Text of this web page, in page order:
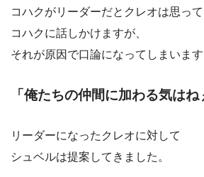
コハクがリーダーだとクレオは思っ
コハクに話しかけますが、
それが原因で口論になってしまいます
「俺たちの仲間に加わる気はね
リーダーになったクレオに対して
シュベルは提案してきました。